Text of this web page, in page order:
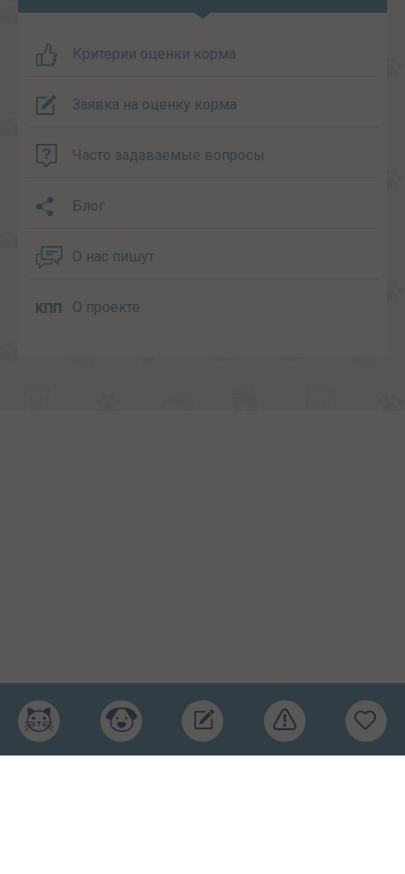
Критерии оценки корма
Заявка на оценку корма
Часто задаваемые вопросы
Блог
О нас пишут
О проекте